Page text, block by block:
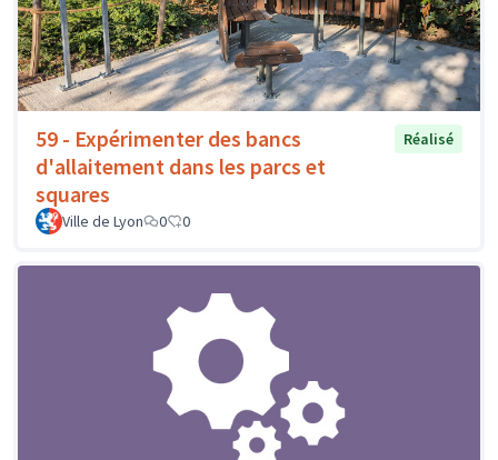
59 - Expérimenter des bancs
d'allaitement dans les parcs et
squares
Réalisé
Ville de Lyon 0 0